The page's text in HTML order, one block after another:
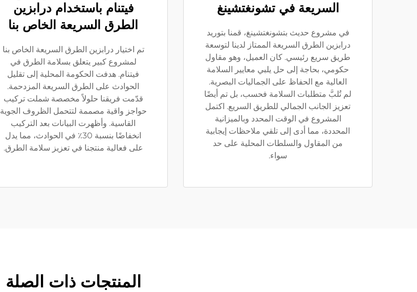
السريعة في تشونغتشينغ
في مشروع حديث بتشونغتشينغ، قمنا بتوريد
درابزين الطرق السريعة الممتاز لدينا لتوسعة
طريق سريع رئيسي. كان العميل، وهو مقاول
حكومي، بحاجة إلى حل يلبي معايير السلامة
العالية مع الحفاظ على الجماليات البصرية.
لم تُلبَّ متطلبات السلامة فحسب، بل تم أيضًا
تعزيز الجانب الجمالي للطريق السريع. اكتمل
المشروع في الوقت المحدد وبالميزانية
المحددة، مما أدى إلى تلقي ملاحظات إيجابية
من المقاول والسلطات المحلية على حد
سواء.
فيتنام باستخدام درابزين
الطرق السريعة الخاص بنا
تم اختيار درابزين الطرق السريعة الخاص بنا
لمشروع كبير يتعلق بسلامة الطرق في
فيتنام. هدفت الحكومة المحلية إلى تقليل
الحوادث على الطرق السريعة المزدحمة.
قدّمت فريقنا حلولاً مخصصة شملت تركيب
حواجز واقية مصممة لتتحمل الظروف الجوية
القاسية. وأظهرت البيانات بعد التركيب
انخفاضًا بنسبة 30٪ في الحوادث، مما يدل
على فعالية منتجنا في تعزيز سلامة الطرق.
المنتجات ذات الصلة